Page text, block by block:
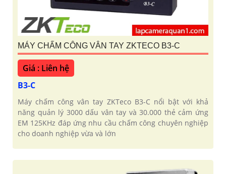
MÁY CHẤM CÔNG VÂN TAY ZKTECO B3-C
Giá : Liên hệ
B3-C
Máy chấm công vân tay ZKTeco B3-C nổi bật với khả
năng quản lý 3000 dấu vân tay và 30.000 thẻ cảm ứng
EM 125KHz đáp ứng nhu cầu chấm công chuyên nghiệp
cho doanh nghiệp vừa và lớn